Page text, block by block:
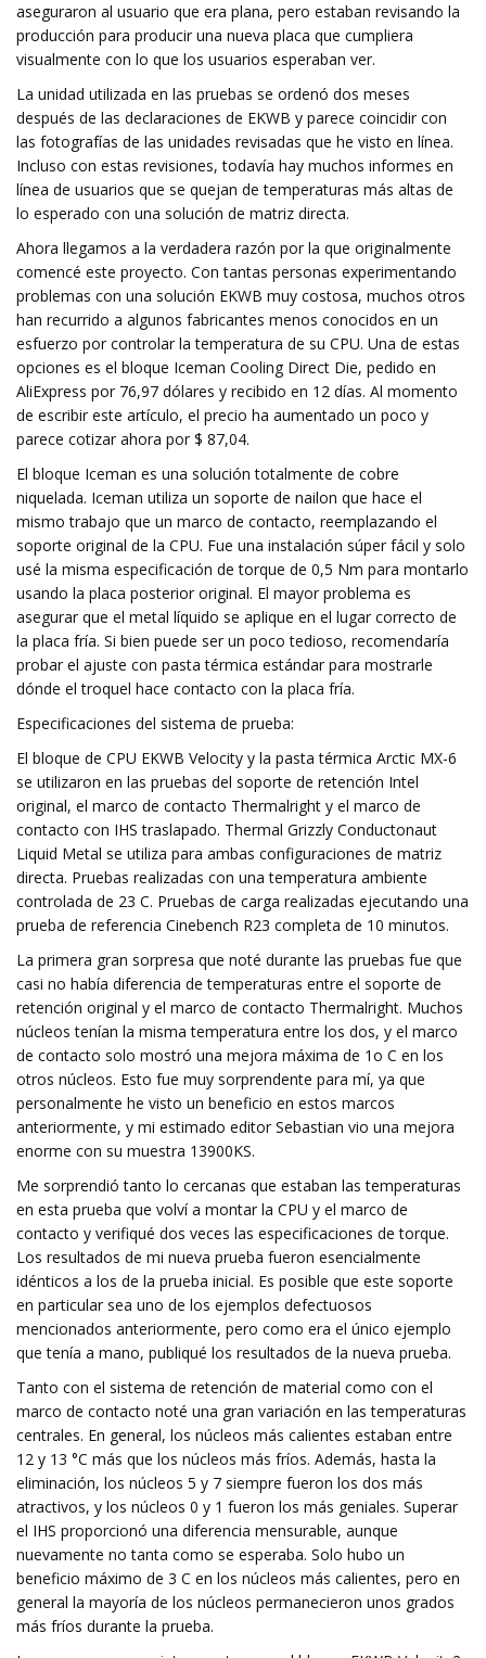
aseguraron al usuario que era plana, pero estaban revisando la
producción para producir una nueva placa que cumpliera
visualmente con lo que los usuarios esperaban ver.
La unidad utilizada en las pruebas se ordenó dos meses
después de las declaraciones de EKWB y parece coincidir con
las fotografías de las unidades revisadas que he visto en línea.
Incluso con estas revisiones, todavía hay muchos informes en
línea de usuarios que se quejan de temperaturas más altas de
lo esperado con una solución de matriz directa.
Ahora llegamos a la verdadera razón por la que originalmente
comencé este proyecto. Con tantas personas experimentando
problemas con una solución EKWB muy costosa, muchos otros
han recurrido a algunos fabricantes menos conocidos en un
esfuerzo por controlar la temperatura de su CPU. Una de estas
opciones es el bloque Iceman Cooling Direct Die, pedido en
AliExpress por 76,97 dólares y recibido en 12 días. Al momento
de escribir este artículo, el precio ha aumentado un poco y
parece cotizar ahora por $ 87,04.
El bloque Iceman es una solución totalmente de cobre
niquelada. Iceman utiliza un soporte de nailon que hace el
mismo trabajo que un marco de contacto, reemplazando el
soporte original de la CPU. Fue una instalación súper fácil y solo
usé la misma especificación de torque de 0,5 Nm para montarlo
usando la placa posterior original. El mayor problema es
asegurar que el metal líquido se aplique en el lugar correcto de
la placa fría. Si bien puede ser un poco tedioso, recomendaría
probar el ajuste con pasta térmica estándar para mostrarle
dónde el troquel hace contacto con la placa fría.
Especificaciones del sistema de prueba:
El bloque de CPU EKWB Velocity y la pasta térmica Arctic MX-6
se utilizaron en las pruebas del soporte de retención Intel
original, el marco de contacto Thermalright y el marco de
contacto con IHS traslapado. Thermal Grizzly Conductonaut
Liquid Metal se utiliza para ambas configuraciones de matriz
directa. Pruebas realizadas con una temperatura ambiente
controlada de 23 C. Pruebas de carga realizadas ejecutando una
prueba de referencia Cinebench R23 completa de 10 minutos.
La primera gran sorpresa que noté durante las pruebas fue que
casi no había diferencia de temperaturas entre el soporte de
retención original y el marco de contacto Thermalright. Muchos
núcleos tenían la misma temperatura entre los dos, y el marco
de contacto solo mostró una mejora máxima de 1o C en los
otros núcleos. Esto fue muy sorprendente para mí, ya que
personalmente he visto un beneficio en estos marcos
anteriormente, y mi estimado editor Sebastian vio una mejora
enorme con su muestra 13900KS.
Me sorprendió tanto lo cercanas que estaban las temperaturas
en esta prueba que volví a montar la CPU y el marco de
contacto y verifiqué dos veces las especificaciones de torque.
Los resultados de mi nueva prueba fueron esencialmente
idénticos a los de la prueba inicial. Es posible que este soporte
en particular sea uno de los ejemplos defectuosos
mencionados anteriormente, pero como era el único ejemplo
que tenía a mano, publiqué los resultados de la nueva prueba.
Tanto con el sistema de retención de material como con el
marco de contacto noté una gran variación en las temperaturas
centrales. En general, los núcleos más calientes estaban entre
12 y 13 °C más que los núcleos más fríos. Además, hasta la
eliminación, los núcleos 5 y 7 siempre fueron los dos más
atractivos, y los núcleos 0 y 1 fueron los más geniales. Superar
el IHS proporcionó una diferencia mensurable, aunque
nuevamente no tanta como se esperaba. Solo hubo un
beneficio máximo de 3 C en los núcleos más calientes, pero en
general la mayoría de los núcleos permanecieron unos grados
más fríos durante la prueba.